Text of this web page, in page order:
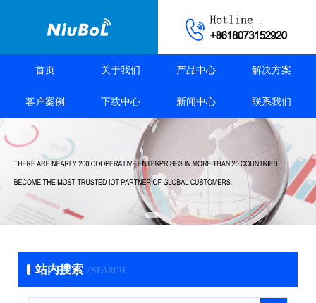
首页 关于我们 产品中心 解决方案
客户案例 下载中心 新闻中心 联系我们
站内搜索 / SEARCH